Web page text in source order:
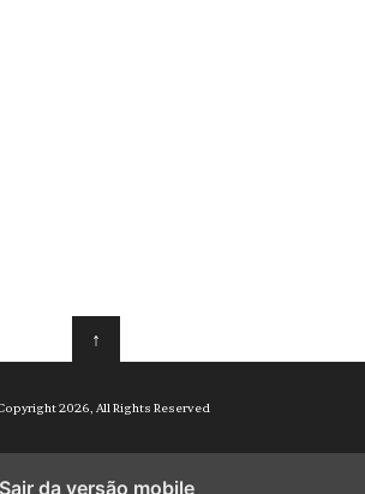
↑
2026, All Rights Reserved
Sair da versão mobile